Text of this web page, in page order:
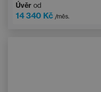
Vyhřívané čelní sklo
Úvěr od
14 340 Kč /měs.